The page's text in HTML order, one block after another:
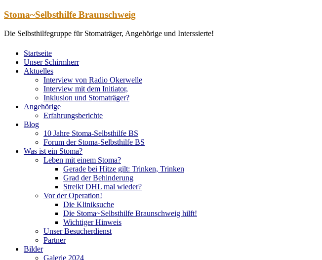
Zum
springen
Stoma~Selbsthilfe Braunschweig
Die Selbsthilfegruppe für Stomaträger, Angehörige und Interssierte!
Startseite
Unser Schirmherr
Aktuelles
Interview von Radio Okerwelle
Interview mit dem Initiator,
Inklusion und Stomaträger?
Angehörige
Erfahrungsberichte
Blog
10 Jahre Stoma-Selbsthilfe BS
Forum der Stoma-Selbsthilfe BS
Was ist ein Stoma?
Leben mit einem Stoma?
Gerade bei Hitze gilt: Trinken, Trinken
Grad der Behinderung
Streikt DHL mal wieder?
Vor der Operation!
Die Kliniksuche
Die Stoma~Selbsthilfe Braunschweig hilft!
Wichtiger Hinweis
Unser Besucherdienst
Partner
Bilder
Galerie 2024